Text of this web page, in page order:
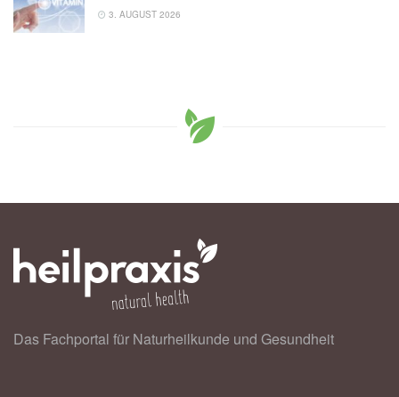
3. AUGUST 2026
Das Fachportal für Naturheilkunde und Gesundheit